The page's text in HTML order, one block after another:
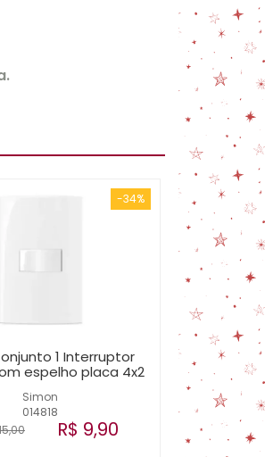
-34%
Simon
014818
1 Interruptor
espelho placa 4x2
R$ 9,90